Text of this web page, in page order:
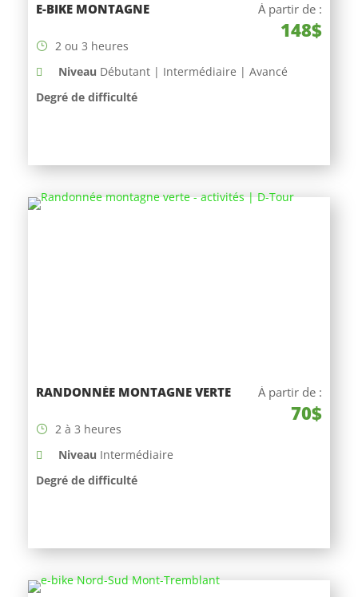
E-BIKE MONTAGNE À partir de :
148$
2 ou 3 heures
Niveau Débutant | Intermédiaire | Avancé
Degré de difficulté
RANDONNÉE MONTAGNE VERTE À partir de :
70$
2 à 3 heures
Niveau Intermédiaire
Degré de difficulté